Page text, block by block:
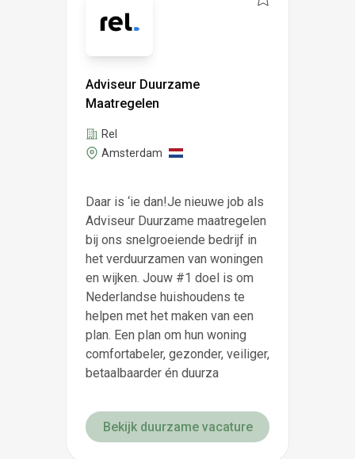
Adviseur Duurzame
Maatregelen
Rel
Amsterdam
Daar is ‘ie dan!Je nieuwe job als
Adviseur Duurzame maatregelen
bij ons snelgroeiende bedrijf in
het verduurzamen van woningen
en wijken. Jouw #1 doel is om
Nederlandse huishoudens te
helpen met het maken van een
plan. Een plan om hun woning
comfortabeler, gezonder, veiliger,
betaalbaarder én duurza
Bekijk duurzame vacature